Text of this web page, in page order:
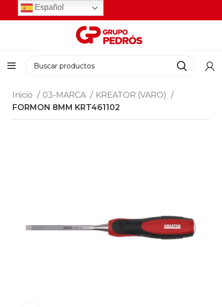
Inicio 03-MARCA
KREATOR (VARO)
FORMON 8MM KRT461102
Español